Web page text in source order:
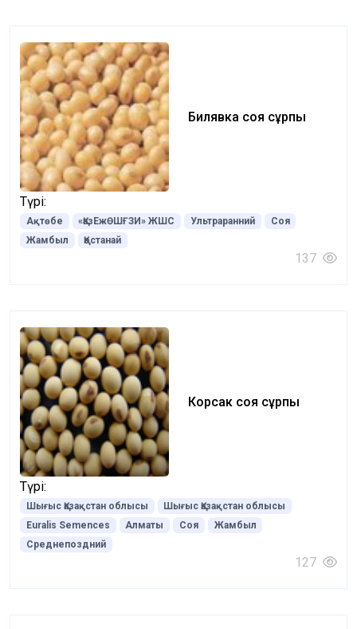
Билявка соя сұрпы
Түрі:
Ақтөбе «ҚазЕжӨШҒЗИ» ЖШС Ультраранний
Соя
Жамбыл
Қостанай
137
Корсак соя сұрпы
Түрі:
Шығыс Қазақстан облысы
Шығыс Қазақстан облысы
Euralis Semences
Алматы Соя
Жамбыл
Среднепоздний
127